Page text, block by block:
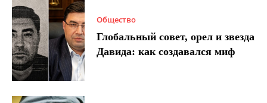
Общество
Глобальный совет, орел и звезда
Давида: как создавался миф